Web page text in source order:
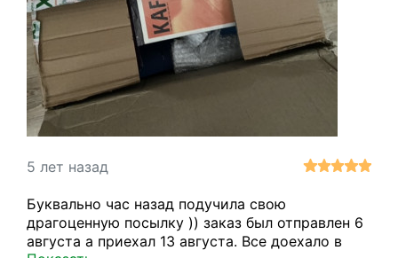
5 лет назад
Буквально час назад подучила свою
драгоценную посылку )) заказ был отправлен 6
августа а приехал 13 августа. Все доехало в